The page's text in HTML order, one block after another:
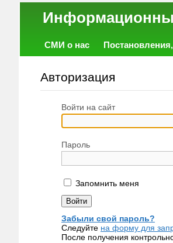
СМИ о нас
Авторизация
Войти на сайт
Пароль
Запомнить меня
Забыли свой пароль?
Следуйте на форму для
После получения